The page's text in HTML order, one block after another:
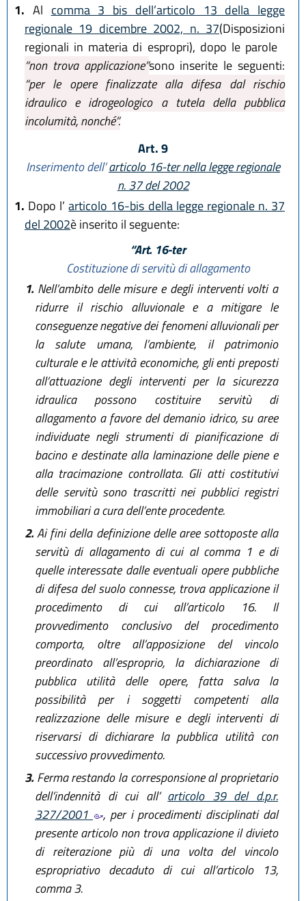
1. Al comma 3 bis dell’articolo 13 della legge
regionale 19 dicembre 2002, n. 37(Disposizioni
regionali in materia di espropri), dopo le parole
“non trova applicazione”sono inserite le seguenti:
“per le opere finalizzate alla difesa dal rischio
idraulico e idrogeologico a tutela della pubblica
incolumità, nonché”.
Art. 9
Inserimento dell’articolo 16-ter nella legge regionale
n. 37 del 2002
1. Dopo l’articolo 16-bis della legge regionale n. 37
del 2002è inserito il seguente:
“Art. 16-ter
Costituzione di servitù di allagamento
1.Nell’ambito delle misure e degli interventi volti a
ridurre il rischio alluvionale e a mitigare le
conseguenze negative dei fenomeni alluvionali per
la salute umana, l’ambiente, il patrimonio
culturale e le attività economiche, gli enti preposti
all’attuazione degli interventi per la sicurezza
idraulica possono costituire servitù di
allagamento a favore del demanio idrico, su aree
individuate negli strumenti di pianificazione di
bacino e destinate alla laminazione delle piene e
alla tracimazione controllata. Gli atti costitutivi
delle servitù sono trascritti nei pubblici registri
immobiliari a cura dell’ente procedente.
2.Ai fini della definizione delle aree sottoposte alla
servitù di allagamento di cui al comma 1 e di
quelle interessate dalle eventuali opere pubbliche
di difesa del suolo connesse, trova applicazione il
procedimento di cui all’articolo 16. Il
provvedimento conclusivo del procedimento
comporta, oltre all’apposizione del vincolo
preordinato all’esproprio, la dichiarazione di
pubblica utilità delle opere, fatta salva la
possibilità per i soggetti competenti alla
realizzazione delle misure e degli interventi di
riservarsi di dichiarare la pubblica utilità con
successivo provvedimento.
3.Ferma restando la corresponsione al proprietario
dell’indennità di cui all’ articolo 39 del d.p.r.
327/2001
, per i procedimenti disciplinati dal
presente articolo non trova applicazione il divieto
di reiterazione più di una volta del vincolo
espropriativo decaduto di cui all’articolo 13,
comma 3.